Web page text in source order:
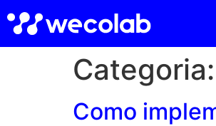
Categoria:
Como